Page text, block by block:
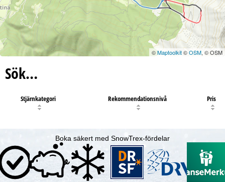
©Maptoolkit©OSM, © OSM
Sök…
Stjärnkategori Rekommendationsnivå Pris
Boka säkert med SnowTrex-fördelar